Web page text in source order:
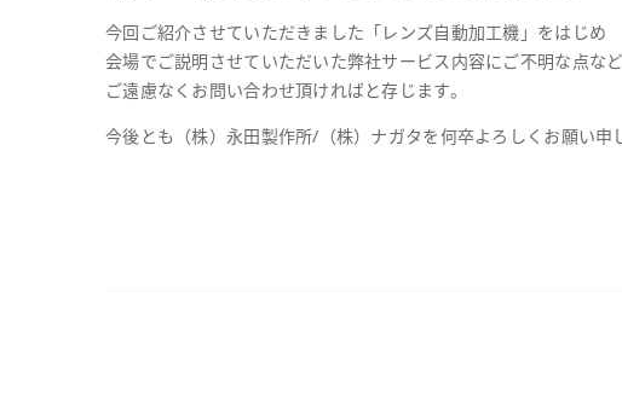
今回ご紹介させていただきました「レンズ自動加工機」をはじめ
会場でご説明させていただいた弊社サービス内容にご不明な点な
ご遠慮なくお問い合わせ頂ければと存じます。
今後とも（株）永田製作所/（株）ナガタを何卒よろしくお願い申